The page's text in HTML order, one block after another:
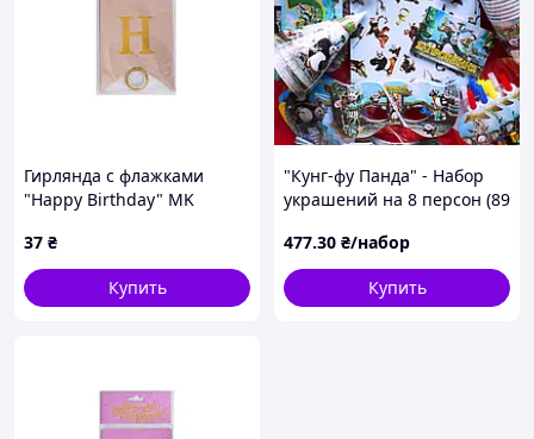
Гирлянда с флажками
"Happy Birthday" MK
37 ₴
Купить
"Кунг-фу Панда" - Набор
украшений на 8 персон (89
477.30 ₴/набор
Купить